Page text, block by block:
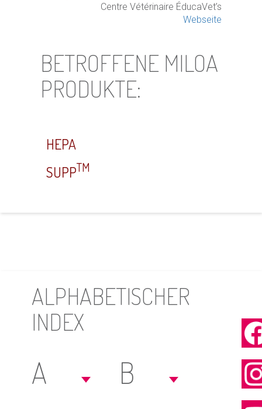
Centre Vétérinaire ÉducaVet’s
Webseite
BETROFFENE MILOA
PRODUKTE:
HEPA
SUPPTM
ALPHABETISCHER
INDEX
A
B